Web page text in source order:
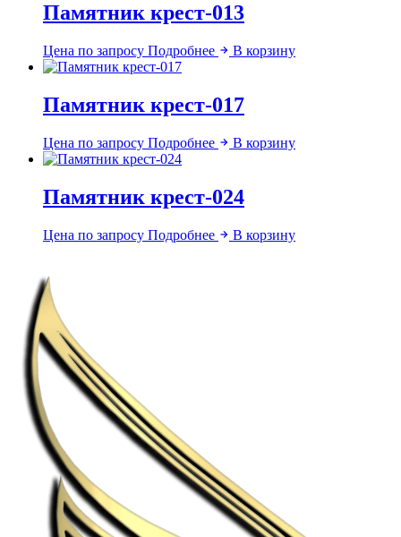
Памятник крест-013
Цена по запросу Подробнее В корзину
Памятник крест-017
Цена по запросу Подробнее В корзину
Памятник крест-024
Цена по запросу Подробнее В корзину